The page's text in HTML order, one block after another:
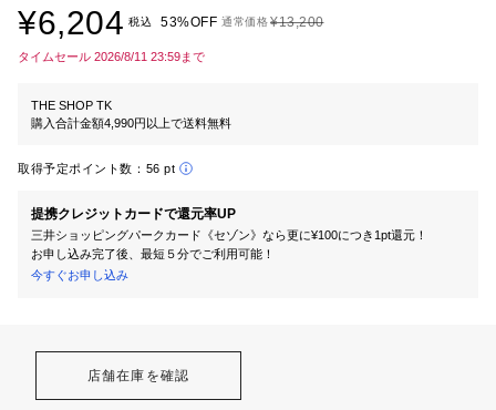
¥6,204 税込 53%OFF 通常価格¥13,200
タイムセール 2026/8/11 23:59まで
THE SHOP TK
購入合計金額4,990円以上で送料無料
取得予定ポイント数： 56 pt
提携クレジットカードで還元率UP
三井ショッピングパークカード《セゾン》なら更に¥100につき1pt還元！
お申し込み完了後、最短５分でご利用可能！
今すぐお申し込み
店舗在庫を確認